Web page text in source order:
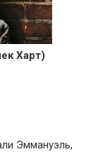
Харт)
Эммануэль,